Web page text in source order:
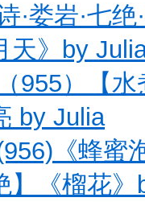
·娄岩·七
天》by
（955）【
by Julia
《蜂蜜
】《榴花》